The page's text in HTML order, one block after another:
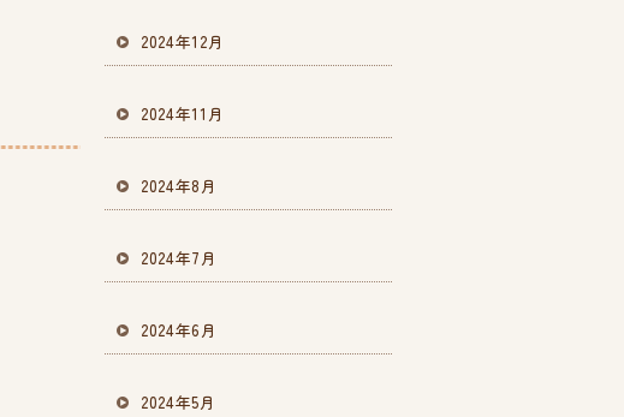
2024年12月
2024年11月
2024年8月
2024年7月
2024年6月
2024年5月